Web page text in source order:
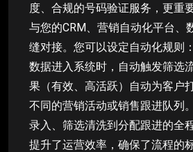
度、合规的号码验证服务，更重
与您的CRM、营销自动化平台、
缝对接。您可以设定自动化规则
数据进入系统时，自动触发筛选
果（有效、高活跃）自动为客户
不同的营销活动或销售跟进队列
录入、筛选清洗到分配跟进的全
提升了运营效率，确保了流程的